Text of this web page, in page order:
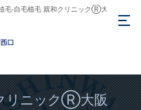
毛-自毛植毛 親和クリニックⓇ大阪【公
リニックⓇ大阪